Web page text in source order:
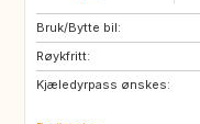
Bruk/Bytte bil:
Røykfritt:
Kjæledyrpass ønskes:
VN
ID
JP